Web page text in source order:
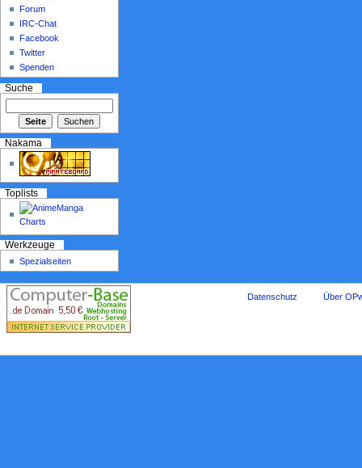
Forum
IRC-Chat
Facebook
Twitter
Spenden
Suche
Nakama
Toplists
Werkzeuge
Spezialseiten
Datenschutz Über